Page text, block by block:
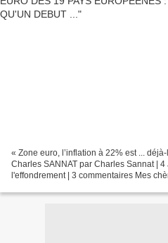
« Zone euro, l’inflation à 22% est ...
Charles SANNAT par Charles Sannat |
l'effondrement | 3 commentaires Mes